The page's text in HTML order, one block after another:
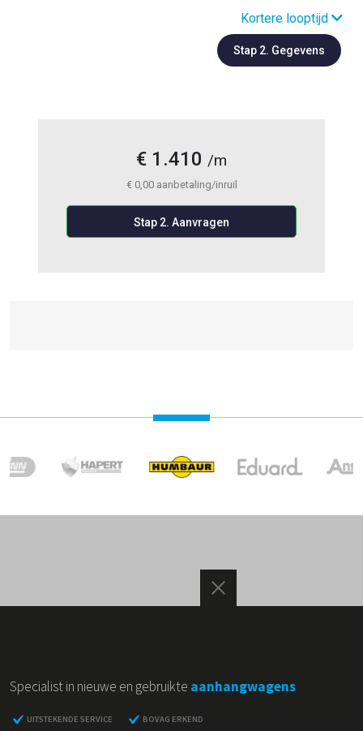
Specialist in nieuwe en gebruikte aanhangwagens
UITSTEKENDE SERVICE
BOVAG ERKEND